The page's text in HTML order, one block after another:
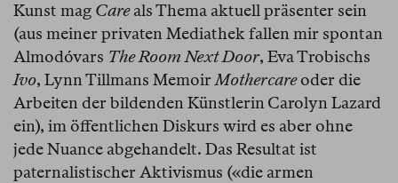
Kunst mag Careals Thema aktuell präsenter sein
(aus meiner privaten Mediathek fallen mir spontan
Almodóvars The Room Next Door, Eva Trobischs
Ivo, Lynn Tillmans MemoirMothercareoder die
Arbeiten der bildenden Künstlerin Carolyn Lazard
ein), im öffentlichen Diskurs wird es aber ohne
jede Nuance abgehandelt. Das Resultat ist
paternalistischer Aktivismus («die armen